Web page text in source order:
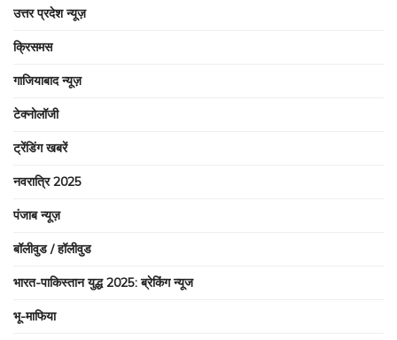
उत्तर प्रदेश न्यूज़
क्रिसमस
गाजियाबाद न्यूज़
टेक्नोलॉजी
ट्रेंडिंग खबरें
नवरात्रि 2025
पंजाब न्यूज़
बॉलीवुड / हॉलीवुड
भारत-पाकिस्तान युद्ध 2025: ब्रेकिंग न्यूज
भू-माफिया